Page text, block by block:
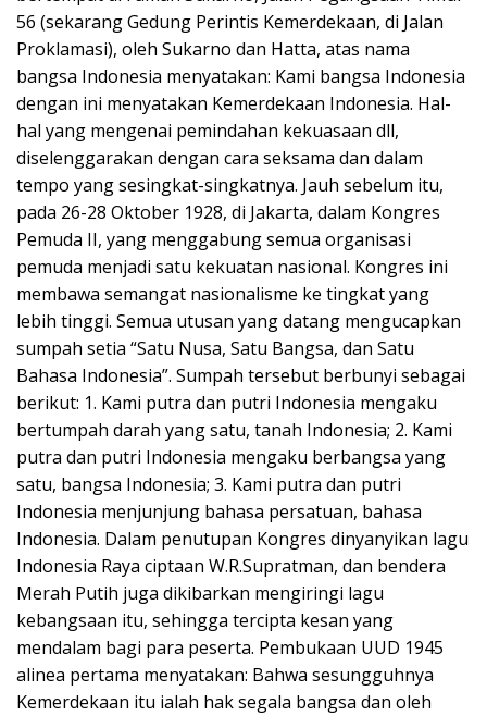
56 (sekarang Gedung Perintis Kemerdekaan, di Jalan
Proklamasi), oleh Sukarno dan Hatta, atas nama
bangsa Indonesia menyatakan: Kami bangsa Indonesia
dengan ini menyatakan Kemerdekaan Indonesia. Hal-
hal yang mengenai pemindahan kekuasaan dll,
diselenggarakan dengan cara seksama dan dalam
tempo yang sesingkat-singkatnya. Jauh sebelum itu,
pada 26-28 Oktober 1928, di Jakarta, dalam Kongres
Pemuda II, yang menggabung semua organisasi
pemuda menjadi satu kekuatan nasional. Kongres ini
membawa semangat nasionalisme ke tingkat yang
lebih tinggi. Semua utusan yang datang mengucapkan
sumpah setia “Satu Nusa, Satu Bangsa, dan Satu
Bahasa Indonesia”. Sumpah tersebut berbunyi sebagai
berikut: 1. Kami putra dan putri Indonesia mengaku
bertumpah darah yang satu, tanah Indonesia; 2. Kami
putra dan putri Indonesia mengaku berbangsa yang
satu, bangsa Indonesia; 3. Kami putra dan putri
Indonesia menjunjung bahasa persatuan, bahasa
Indonesia. Dalam penutupan Kongres dinyanyikan lagu
Indonesia Raya ciptaan W.R.Supratman, dan bendera
Merah Putih juga dikibarkan mengiringi lagu
kebangsaan itu, sehingga tercipta kesan yang
mendalam bagi para peserta. Pembukaan UUD 1945
alinea pertama menyatakan: Bahwa sesungguhnya
Kemerdekaan itu ialah hak segala bangsa dan oleh